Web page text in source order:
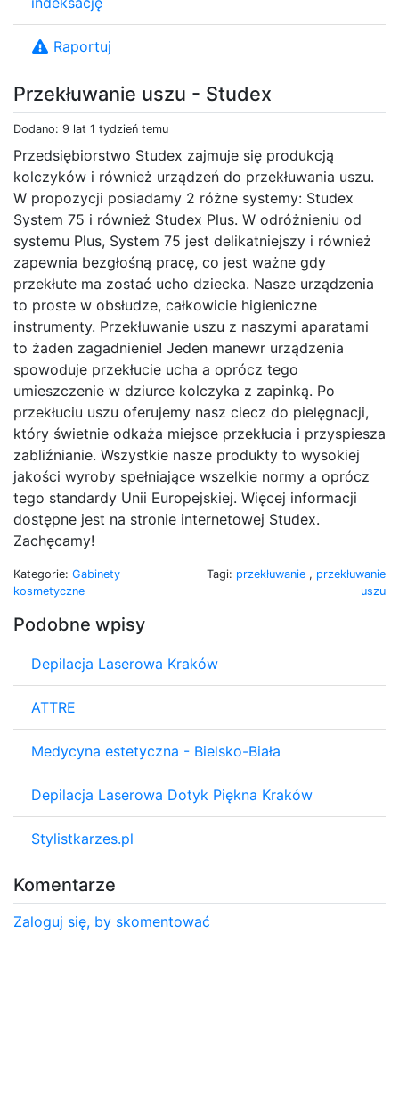
Przekłuwanie uszu - Studex
Dodano: 9 lat 1 tydzień temu
Przedsiębiorstwo Studex zajmuje się produkcją
kolczyków i również urządzeń do przekłuwania uszu.
W propozycji posiadamy 2 różne systemy: Studex
System 75 i również Studex Plus. W odróżnieniu od
systemu Plus, System 75 jest delikatniejszy i również
zapewnia bezgłośną pracę, co jest ważne gdy
przekłute ma zostać ucho dziecka. Nasze urządzenia
to proste w obsłudze, całkowicie higieniczne
instrumenty. Przekłuwanie uszu z naszymi aparatami
to żaden zagadnienie! Jeden manewr urządzenia
spowoduje przekłucie ucha a oprócz tego
umieszczenie w dziurce kolczyka z zapinką. Po
przekłuciu uszu oferujemy nasz ciecz do pielęgnacji,
który świetnie odkaża miejsce przekłucia i przyspiesza
zabliźnianie. Wszystkie nasze produkty to wysokiej
jakości wyroby spełniające wszelkie normy a oprócz
tego standardy Unii Europejskiej. Więcej informacji
dostępne jest na stronie internetowej Studex.
Zachęcamy!
Kategorie: Gabinety
kosmetyczne
Tagi: przekłuwanie , przekłuwanie
uszu
Podobne wpisy
Depilacja Laserowa Kraków
ATTRE
Medycyna estetyczna - Bielsko-Biała
Depilacja Laserowa Dotyk Piękna Kraków
Stylistkarzes.pl
Komentarze
Zaloguj się, by skomentować
Raportuj